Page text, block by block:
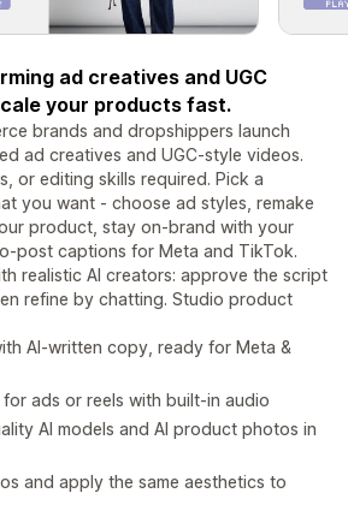
ad creatives and UGC
your products fast.
brands and dropshippers launch
ad creatives and UGC-style videos.
or editing skills required. Pick a
you want - choose ad styles, remake
product, stay on-brand with your
post captions for Meta and TikTok.
realistic AI creators: approve the script
refine by chatting. Studio product
AI-written copy, ready for Meta &
ads or reels with built-in audio
AI models and AI product photos in
and apply the same aesthetics to